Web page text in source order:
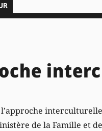
de la Famille et